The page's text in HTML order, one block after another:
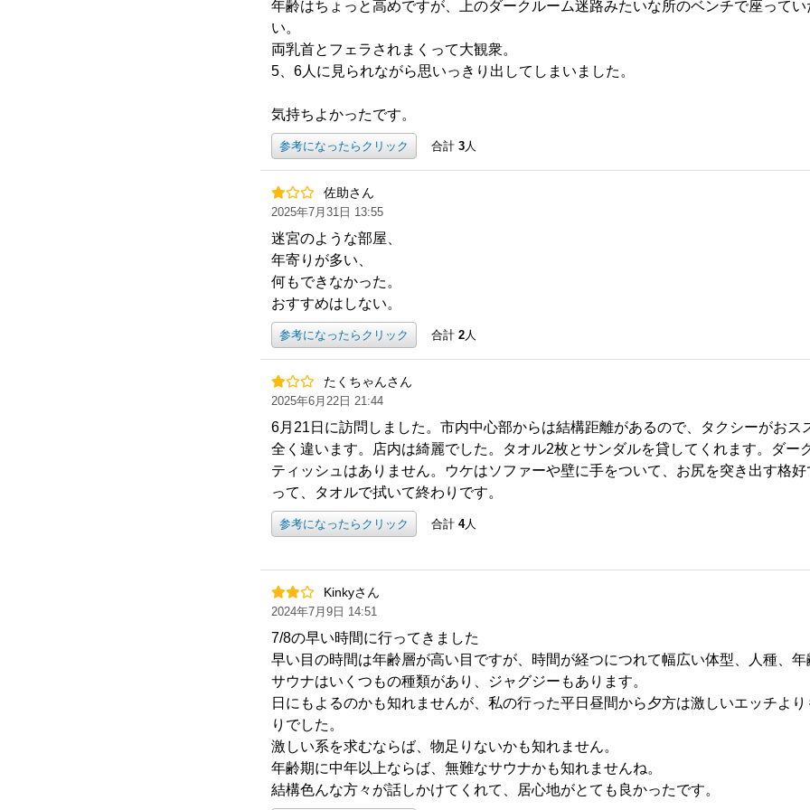
年齢はちょっと高めですが、上のダークルーム迷路みたいな所のベンチで座って
い。
両乳首とフェラされまくって大観衆。
5、6人に見られながら思いっきり出してしまいました。
気持ちよかったです。
参考になったらクリック 合計 3人
佐助さん
2025年7月31日 13:55
迷宮のような部屋、
年寄りが多い、
何もできなかった。
おすすめはしない。
参考になったらクリック 合計 2人
たくちゃんさん
2025年6月22日 21:44
6月21日に訪問しました。市内中心部からは結構距離があるので、タクシーがおス
全く違います。店内は綺麗でした。タオル2枚とサンダルを貸してくれます。ダー
ティッシュはありません。ウケはソファーや壁に手をついて、お尻を突き出す格
って、タオルで拭いて終わりです。
参考になったらクリック 合計 4人
Kinkyさん
2024年7月9日 14:51
7/8の早い時間に行ってきました
早い目の時間は年齢層が高い目ですが、時間が経つにつれて幅広い体型、人種、年
サウナはいくつもの種類があり、ジャグジーもあります。
日にもよるのかも知れませんが、私の行った平日昼間から夕方は激しいエッチよ
りでした。
激しい系を求むならば、物足りないかも知れません。
年齢期に中年以上ならば、無難なサウナかも知れませんね。
結構色んな方々が話しかけてくれて、居心地がとても良かったです。